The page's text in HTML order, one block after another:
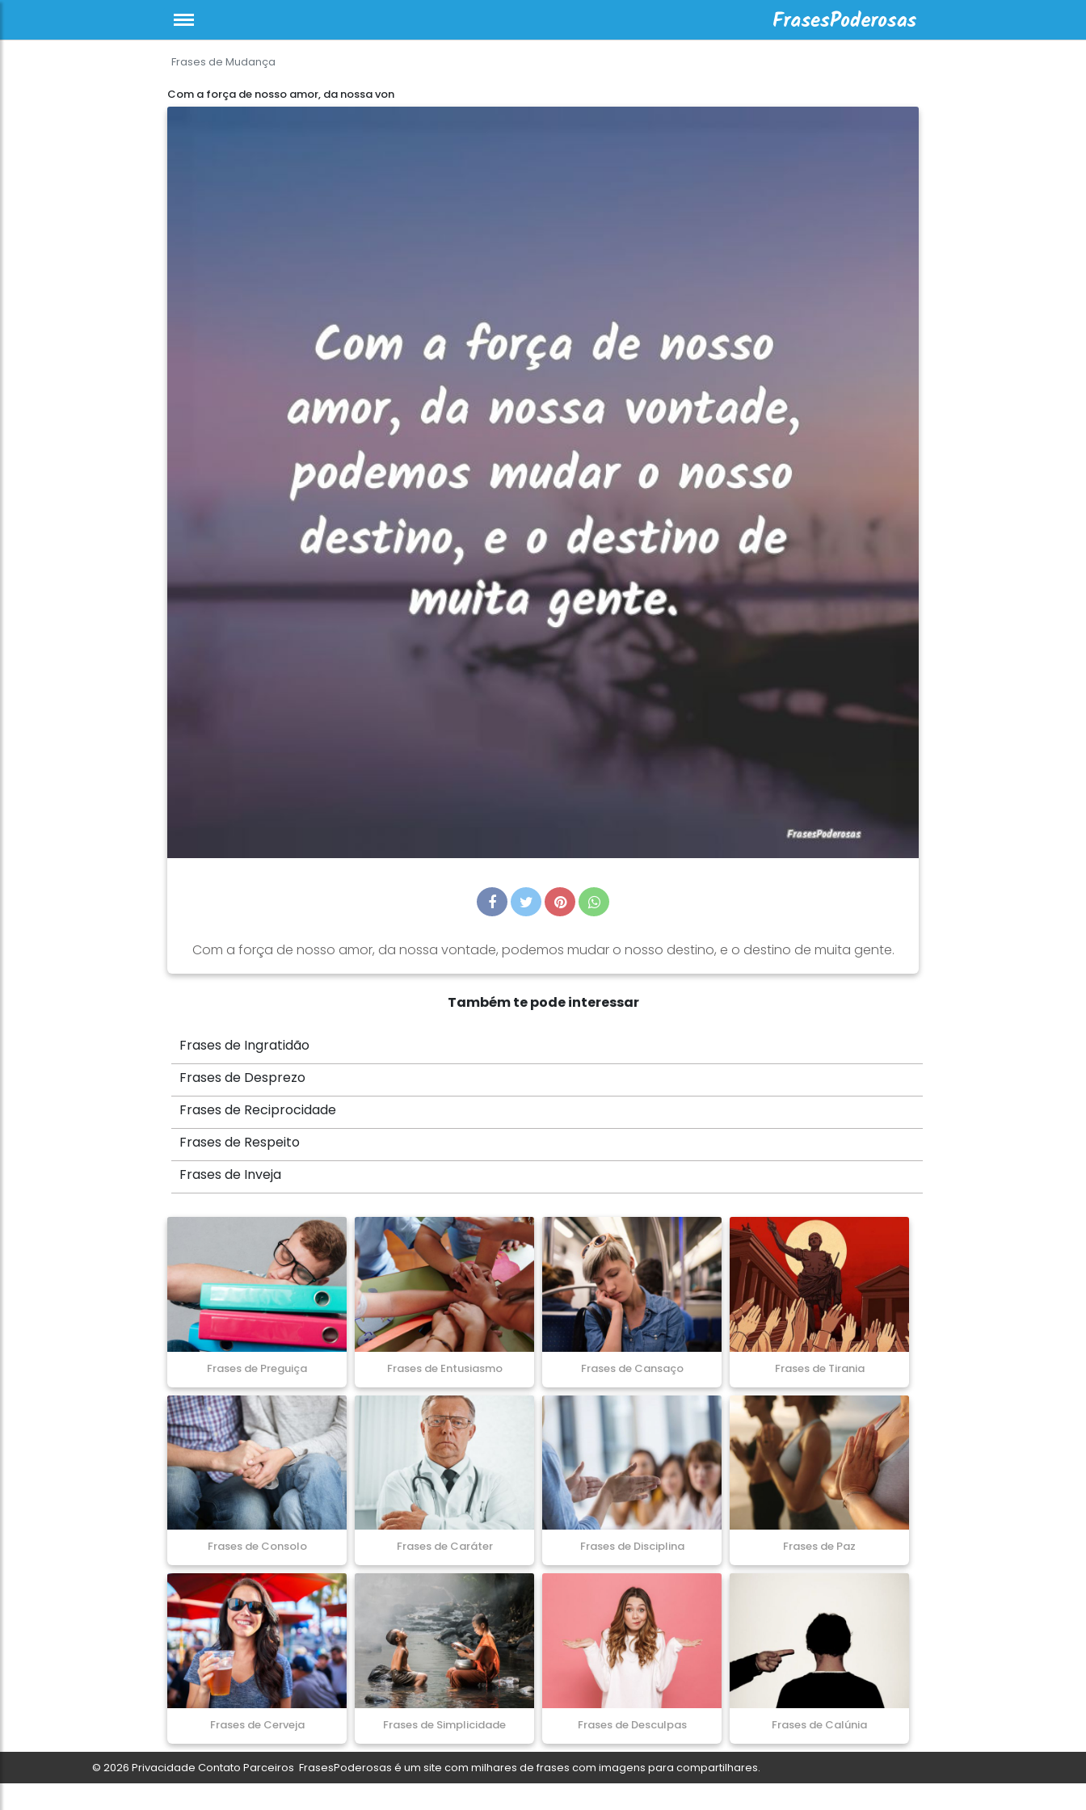
Frases de Mudança
Com a força de nosso amor, da nossa von
Com a força de nosso amor, da nossa vontade, podemos mudar o nosso destino, e o destino de muita gente.
Também te pode interessar
Frases de Ingratidão
Frases de Desprezo
Frases de Reciprocidade
Frases de Respeito
Frases de Inveja
Frases de Preguiça Frases de Entusiasmo Frases de Cansaço Frases de Tirania
Frases de Consolo Frases de Caráter Frases de Disciplina Frases de Paz
Frases de Cerveja Frases de Simplicidade Frases de Desculpas Frases de Calúnia
© 2026 Privacidade Contato Parceiros FrasesPoderosas é um site com milhares de frases com imagens para compartilhares.